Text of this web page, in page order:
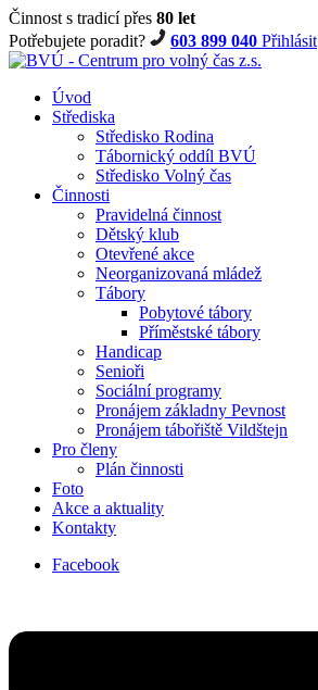
Činnost s tradicí přes 80 let
Potřebujete poradit?
603 899 040 Přihlásit
Úvod
Střediska
Středisko Rodina
Tábornický oddíl BVÚ
Středisko Volný čas
Činnosti
Pravidelná činnost
Dětský klub
Otevřené akce
Neorganizovaná mládež
Tábory
Pobytové tábory
Příměstské tábory
Handicap
Senioři
Sociální programy
Pronájem základny Pevnost
Pronájem tábořiště Vildštejn
Pro členy
Plán činnosti
Foto
Akce a aktuality
Kontakty
Facebook